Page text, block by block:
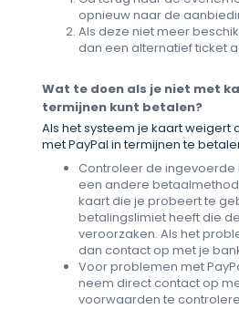
opnieuw naar de
Als deze niet meer
dan een alternatief ticket
Wat te doen als je niet met
termijnen kunt betalen?
Als het systeem je kaart weigert
met PayPal in termijnen te
Controleer de
een andere
kaart die je probeert te
betalingslimiet heeft die
veroorzaken. Als het
dan contact op met je
Voor problemen met
neem direct contact op
voorwaarden te